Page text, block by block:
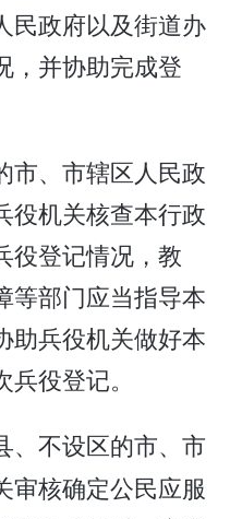
民政府以及街道办
，并协助完成登
市、市辖区人民政
役机关核查本行政
役登记情况，教
等部门应当指导本
助兵役机关做好本
役登记。
、不设区的市、市
审核确定公民应服